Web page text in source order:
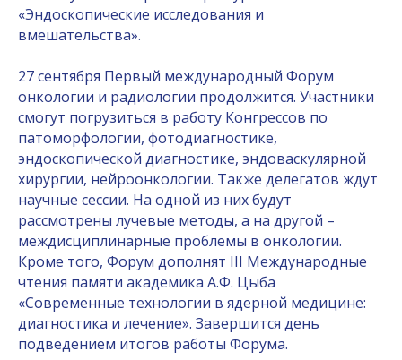
«Эндоскопические исследования и
вмешательства».
27 сентября Первый международный Форум
онкологии и радиологии продолжится. Участники
смогут погрузиться в работу Конгрессов по
патоморфологии, фотодиагностике,
эндоскопической диагностике, эндоваскулярной
хирургии, нейроонкологии. Также делегатов ждут
научные сессии. На одной из них будут
рассмотрены лучевые методы, а на другой –
междисциплинарные проблемы в онкологии.
Кроме того, Форум дополнят III Международные
чтения памяти академика А.Ф. Цыба
«Современные технологии в ядерной медицине:
диагностика и лечение». Завершится день
подведением итогов работы Форума.